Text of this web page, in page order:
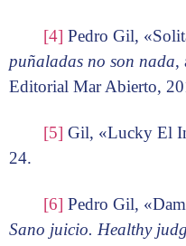
[4] Pedro Gil,
puñaladas no son nada,
Editorial Mar Abierto,
[5] Gil, «Lucky El
24.
[6] Pedro Gil,
Sano juicio. Healthy